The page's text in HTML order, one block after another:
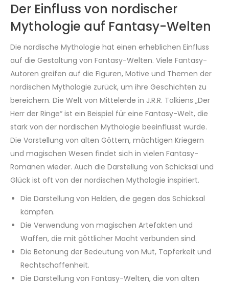
Der Einfluss von nordischer
Mythologie auf Fantasy-Welten
Die nordische Mythologie hat einen erheblichen Einfluss
auf die Gestaltung von Fantasy-Welten. Viele Fantasy-
Autoren greifen auf die Figuren, Motive und Themen der
nordischen Mythologie zurück, um ihre Geschichten zu
bereichern. Die Welt von Mittelerde in J.R.R. Tolkiens „Der
Herr der Ringe“ ist ein Beispiel für eine Fantasy-Welt, die
stark von der nordischen Mythologie beeinflusst wurde.
Die Vorstellung von alten Göttern, mächtigen Kriegern
und magischen Wesen findet sich in vielen Fantasy-
Romanen wieder. Auch die Darstellung von Schicksal und
Glück ist oft von der nordischen Mythologie inspiriert.
Die Darstellung von Helden, die gegen das Schicksal
kämpfen.
Die Verwendung von magischen Artefakten und
Waffen, die mit göttlicher Macht verbunden sind.
Die Betonung der Bedeutung von Mut, Tapferkeit und
Rechtschaffenheit.
Die Darstellung von Fantasy-Welten, die von alten